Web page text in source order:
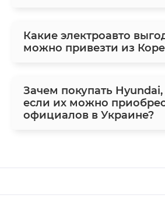
Какие электроавто
можно привезти из
Зачем покупать Hyundai,
если их можно
официалов в Украине?